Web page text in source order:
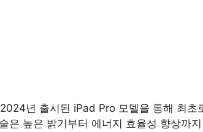
년 출시된 iPad Pro 모델을 통해 최초
은 높은 밝기부터 에너지 효율성 향상까